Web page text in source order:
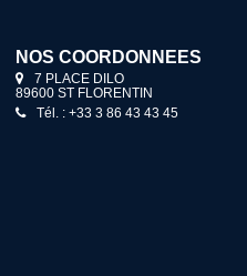
NOS COORDONNÉES
7 PLACE DILO
89600 ST FLORENTIN
Tél. : +33 3 86 43 43 45